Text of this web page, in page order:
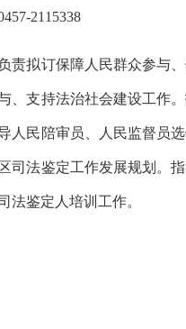
2115338
责拟订保障人民群众参与
、支持法治社会建设工作
人民陪审员、人民监督员
司法鉴定工作发展规划。
法鉴定人培训工作。